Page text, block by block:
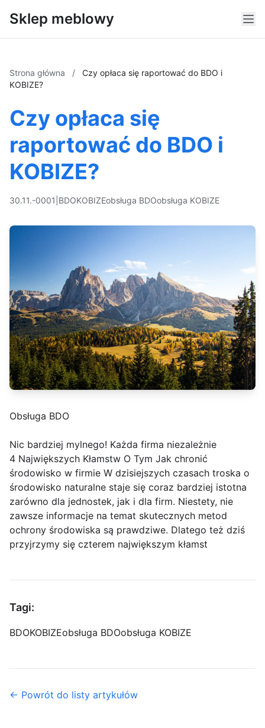
Sklep meblowy
Strona główna /
Czy opłaca się raportować do BDO i
KOBIZE?
Czy opłaca się
raportować do BDO i
KOBIZE?
30.11.-0001 BDOKOBIZEobsługa BDOobsługa KOBIZE
Obsługa BDO
Nic bardziej mylnego! Każda firma niezależnie
4 Największych Kłamstw O Tym Jak chronić
środowisko w firmie W dzisiejszych czasach troska o
środowisko naturalne staje się coraz bardziej istotna
zarówno dla jednostek, jak i dla firm. Niestety, nie
zawsze informacje na temat skutecznych metod
ochrony środowiska są prawdziwe. Dlatego też dziś
przyjrzymy się czterem największym kłamst
Tagi:
BDOKOBIZEobsługa BDOobsługa KOBIZE
← Powrót do listy artykułów